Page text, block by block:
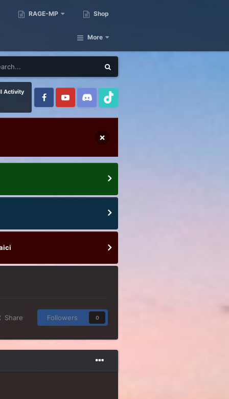
RAGE-MP Shop
More
Activity
×
Share Followers 0